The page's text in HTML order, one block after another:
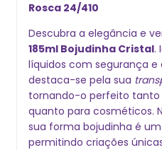
Rosca 24/410
Descubra a elegância e
185ml Bojudinha Cristal.
líquidos com segurança e
destaca-se pela sua
tornando-o perfeito
quanto para cosméticos.
sua forma bojudinha é
permitindo criações